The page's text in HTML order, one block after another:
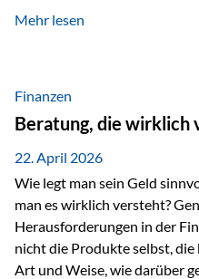
Marktzugang Liechtenstein
verfügbaren Kennzahlen
2025/2026)…
Mehr lesen
Finanzen
Beratung, die wirklich
22. April 2026
Wie legt man sein Geld
man es wirklich versteht?
Herausforderungen in der
nicht die Produkte selbst,
Art und Weise, wie darüber